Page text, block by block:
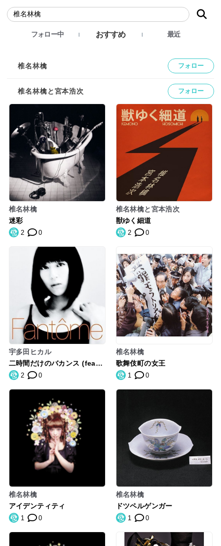
フォロー中 おすすめ 最近
椎名林檎 フォロー
椎名林檎と宮本浩次 フォロー
椎名林檎
迷彩
2 0
椎名林檎と宮本浩次
獣ゆく細道
2 0
宇多田ヒカル
二時間だけのバカンス (feat.
椎名林檎)
2 0
椎名林檎
歌舞伎町の女王
1 0
椎名林檎
アイデンティティ
1 0
椎名林檎
ドツペルゲンガー
1 0